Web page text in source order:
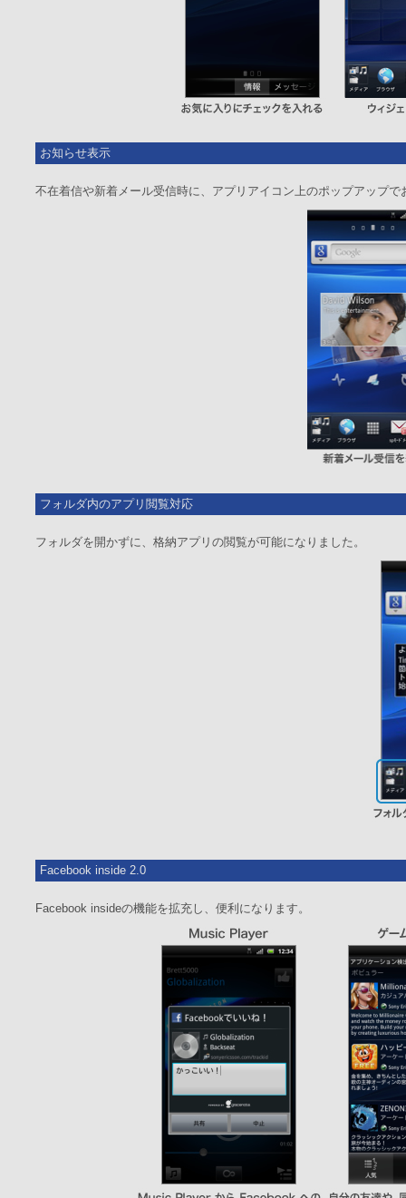
お知らせ表示
不在着信や新着メール受信時に、アプリアイコン上のポップアップで
フォルダ内のアプリ閲覧対応
フォルダを開かずに、格納アプリの閲覧が可能になりました。
Facebook inside 2.0
Facebook insideの機能を拡充し、便利になります。